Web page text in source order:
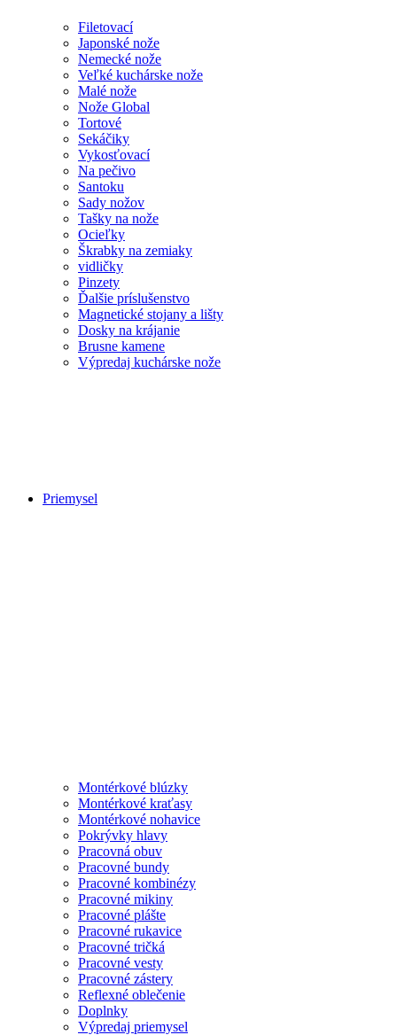
Filetovací
Japonské nože
Nemecké nože
Veľké kuchárske nože
Malé nože
Nože Global
Tortové
Sekáčiky
Vykosťovací
Na pečivo
Santoku
Sady nožov
Tašky na nože
Ocieľky
Škrabky na zemiaky
vidličky
Pinzety
Ďalšie príslušenstvo
Magnetické stojany a lišty
Dosky na krájanie
Brusne kamene
Výpredaj kuchárske nože
Priemysel
Montérkové blúzky
Montérkové kraťasy
Montérkové nohavice
Pokrývky hlavy
Pracovná obuv
Pracovné bundy
Pracovné kombinézy
Pracovné mikiny
Pracovné plášte
Pracovné rukavice
Pracovné tričká
Pracovné vesty
Pracovné zástery
Reflexné oblečenie
Doplnky
Výpredaj priemysel